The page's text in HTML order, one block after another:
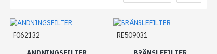
F062132
RE509031